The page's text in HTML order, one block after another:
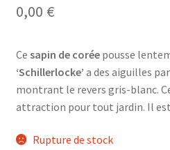
0,00 €
Ce sapin de coréepousse
‘Schillerlocke’ a des aiguilles
montrant le revers gris-blanc.
attraction pour tout jardin. Il
Rupture de stock